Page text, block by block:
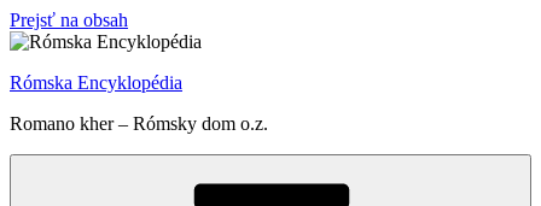
Prejsť na obsah
Rómska Encyklopédia
Romano kher – Rómsky dom o.z.